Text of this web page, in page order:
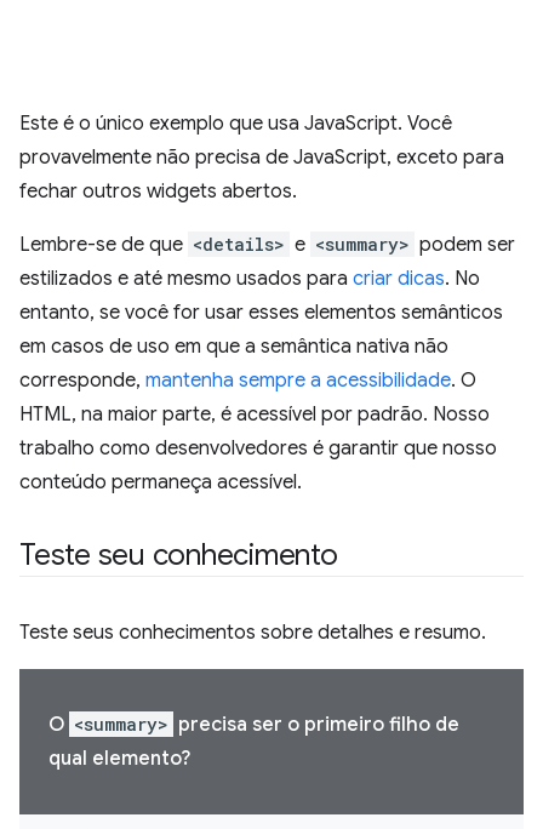
Este é o único exemplo que usa JavaScript. Você
provavelmente não precisa de JavaScript, exceto para
fechar outros widgets abertos.
Lembre-se de que <details> e <summary> podem ser
estilizados e até mesmo usados para criar dicas. No
entanto, se você for usar esses elementos semânticos
em casos de uso em que a semântica nativa não
corresponde, mantenha sempre a acessibilidade. O
HTML, na maior parte, é acessível por padrão. Nosso
trabalho como desenvolvedores é garantir que nosso
conteúdo permaneça acessível.
Teste seu conhecimento
Teste seus conhecimentos sobre detalhes e resumo.
O <summary> precisa ser o primeiro filho de
qual elemento?